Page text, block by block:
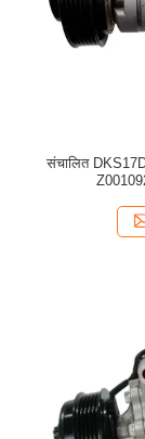
संचालित